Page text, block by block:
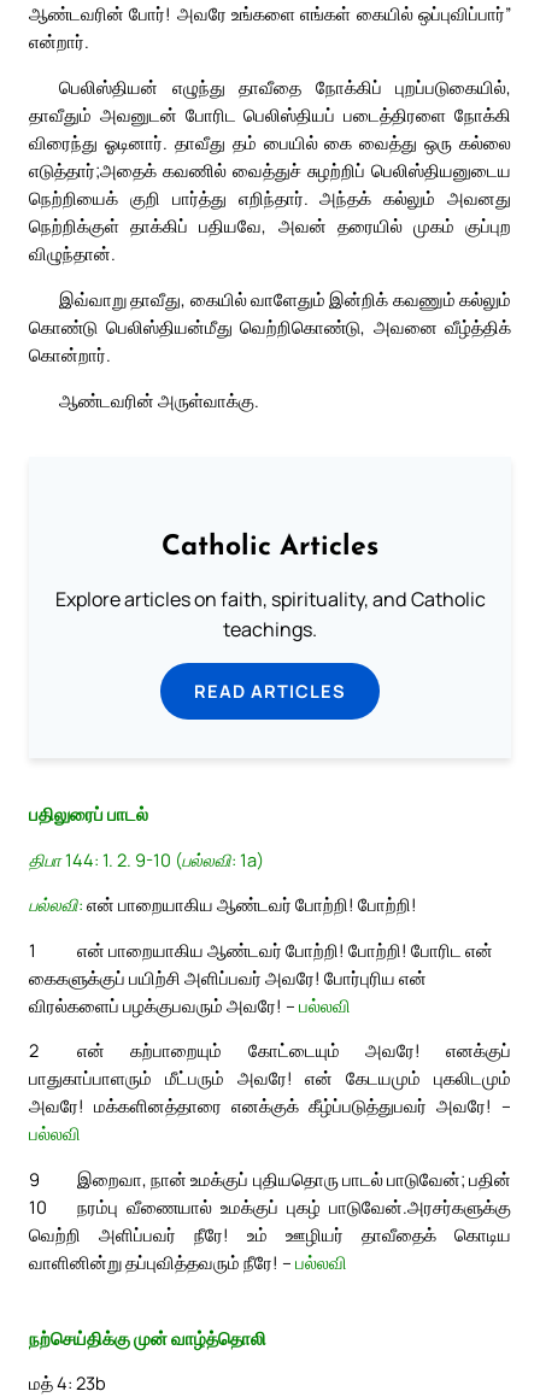
ஆண்டவரின் போர்! அவரே உங்களை எங்கள் கையில் ஒப்புவிப்பார்”
என்றார்.
பெலிஸ்தியன் எழுந்து தாவீதை நோக்கிப் புறப்படுகையில்,
தாவீதும் அவனுடன் போரிட பெலிஸ்தியப் படைத்திரளை நோக்கி
விரைந்து ஓடினார். தாவீது தம் பையில் கை வைத்து ஒரு கல்லை
எடுத்தார்;அதைக் கவணில் வைத்துச் சுழற்றிப் பெலிஸ்தியனுடைய
நெற்றியைக் குறி பார்த்து எறிந்தார். அந்தக் கல்லும் அவனது
நெற்றிக்குள் தாக்கிப் பதியவே, அவன் தரையில் முகம் குப்புற
விழுந்தான்.
இவ்வாறு தாவீது, கையில் வாளேதும் இன்றிக் கவணும் கல்லும்
கொண்டு பெலிஸ்தியன்மீது வெற்றிகொண்டு, அவனை வீழ்த்திக்
கொன்றார்.
ஆண்டவரின் அருள்வாக்கு.
Catholic Articles
Explore articles on faith, spirituality, and Catholic
teachings.
READ ARTICLES
பதிலுரைப் பாடல்
திபா 144: 1. 2. 9-10 (பல்லவி: 1a)
பல்லவி: என் பாறையாகிய ஆண்டவர் போற்றி! போற்றி!
1
என் பாறையாகிய ஆண்டவர் போற்றி! போற்றி! போரிட என்
கைகளுக்குப் பயிற்சி அளிப்பவர் அவரே! போர்புரிய என்
விரல்களைப் பழக்குபவரும் அவரே! – பல்லவி
2
என் கற்பாறையும் கோட்டையும் அவரே! எனக்குப்
பாதுகாப்பாளரும் மீட்பரும் அவரே! என் கேடயமும் புகலிடமும்
அவரே! மக்களினத்தாரை எனக்குக் கீழ்ப்படுத்துபவர் அவரே! –
பல்லவி
9
இறைவா, நான் உமக்குப் புதியதொரு பாடல் பாடுவேன்; பதின்
நரம்பு வீணையால் உமக்குப் புகழ் பாடுவேன்.
10
அரசர்களுக்கு
வெற்றி அளிப்பவர் நீரே! உம் ஊழியர் தாவீதைக் கொடிய
வாளினின்று தப்புவித்தவரும் நீரே! – பல்லவி
நற்செய்திக்கு முன் வாழ்த்தொலி
மத் 4: 23b